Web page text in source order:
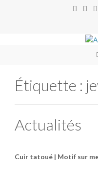
Étiquette :
Actualités
Cuir tatoué | Motif sur